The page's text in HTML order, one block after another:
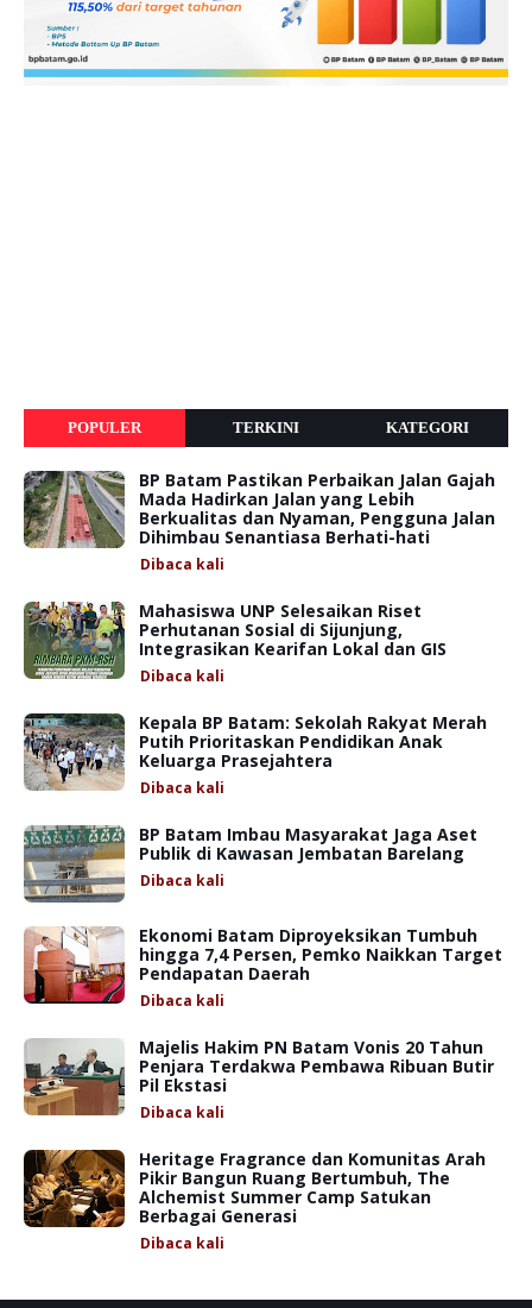
POPULER TERKINI KATEGORI
BP Batam Pastikan Perbaikan Jalan Gajah
Mada Hadirkan Jalan yang Lebih
Berkualitas dan Nyaman, Pengguna Jalan
Dihimbau Senantiasa Berhati-hati
Dibaca kali
Mahasiswa UNP Selesaikan Riset
Perhutanan Sosial di Sijunjung,
Integrasikan Kearifan Lokal dan GIS
Dibaca kali
Kepala BP Batam: Sekolah Rakyat Merah
Putih Prioritaskan Pendidikan Anak
Keluarga Prasejahtera
Dibaca kali
BP Batam Imbau Masyarakat Jaga Aset
Publik di Kawasan Jembatan Barelang
Dibaca kali
Ekonomi Batam Diproyeksikan Tumbuh
hingga 7,4 Persen, Pemko Naikkan Target
Pendapatan Daerah
Dibaca kali
Majelis Hakim PN Batam Vonis 20 Tahun
Penjara Terdakwa Pembawa Ribuan Butir
Pil Ekstasi
Dibaca kali
Heritage Fragrance dan Komunitas Arah
Pikir Bangun Ruang Bertumbuh, The
Alchemist Summer Camp Satukan
Berbagai Generasi
Dibaca kali